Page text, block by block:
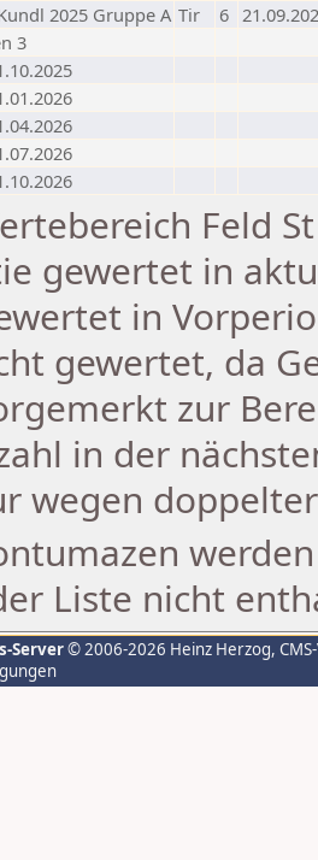
2025 Gruppe A Tir 6
3
Feld
gewertet in
in
gewertet, da
zur
in der
wegen
Liste nicht
Server© 2006-2026 Heinz Herzog,